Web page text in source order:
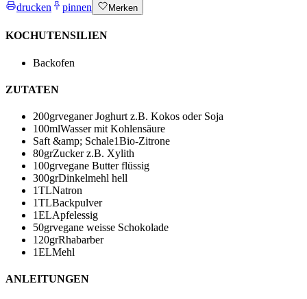
drucken
pinnen Merken
KOCHUTENSILIEN
Backofen
ZUTATEN
200grveganer Joghurt z.B. Kokos oder Soja
100mlWasser mit Kohlensäure
Saft &amp; Schale1Bio-Zitrone
80grZucker z.B. Xylith
100grvegane Butter flüssig
300grDinkelmehl hell
1TLNatron
1TLBackpulver
1ELApfelessig
50grvegane weisse Schokolade
120grRhabarber
1ELMehl
ANLEITUNGEN